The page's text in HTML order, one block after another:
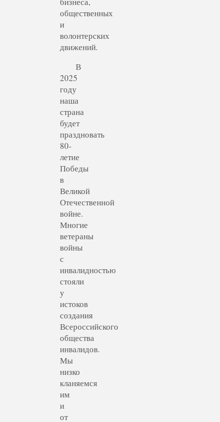
общественных
и
волонтерских
движений.
В
2025
году
наша
страна
будет
праздновать
80-
летие
Победы
в
Великой
Отечественной
войне.
Многие
ветераны
войны
с
инвалидностью
стояли
у
истоков
создания
Всероссийского
общества
инвалидов.
Мы
низко
кланяемся
им
и
от